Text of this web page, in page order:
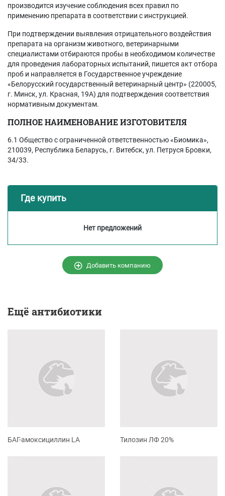
производится изучение соблюдения всех правил по
применению препарата в соответствии с инструкцией.
При подтверждении выявления отрицательного воздействия
препарата на организм животного, ветеринарными
специалистами отбираются пробы в необходимом количестве
для проведения лабораторных испытаний, пишется акт отбора
проб и направляется в Государственное учреждение
«Белорусский государственный ветеринарный центр» (220005,
г. Минск, ул. Красная, 19А) для подтверждения соответствия
нормативным документам.
ПОЛНОЕ НАИМЕНОВАНИЕ ИЗГОТОВИТЕЛЯ
6.1 Общество с ограниченной ответственностью «Биомика»,
210039, Республика Беларусь, г. Витебск, ул. Петруся Бровки,
34/33.
Где купить
Нет предложений
Добавить компанию
Ещё антибиотики
БАГ-амоксициллин LA Тилозин ЛФ 20%